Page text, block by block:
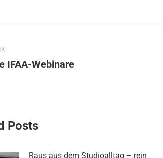
IFAA-Webinare
Posts
Raus aus dem Studioalltag – rein